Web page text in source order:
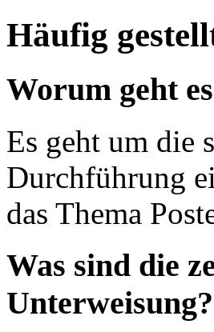
Häufig
Worum geht
Es geht um die
Durchführung
das Thema
Was sind die
Unterweisung?